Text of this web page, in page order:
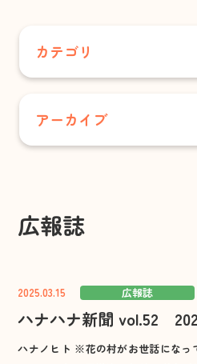
居宅介護支援事業所
グループホーム合歓
配食サービスセン
保育事業
さくらこども園
（保育所型認定こ
カテゴリ
さくらこども園
お知らせ
広報誌
アーカイブ
2026年6月
2026年4月
2026年3月
広報誌
2025.03.15 広報誌
ハナハナ新聞 vol.52
ハナノヒト ※花の村がお世話になっ